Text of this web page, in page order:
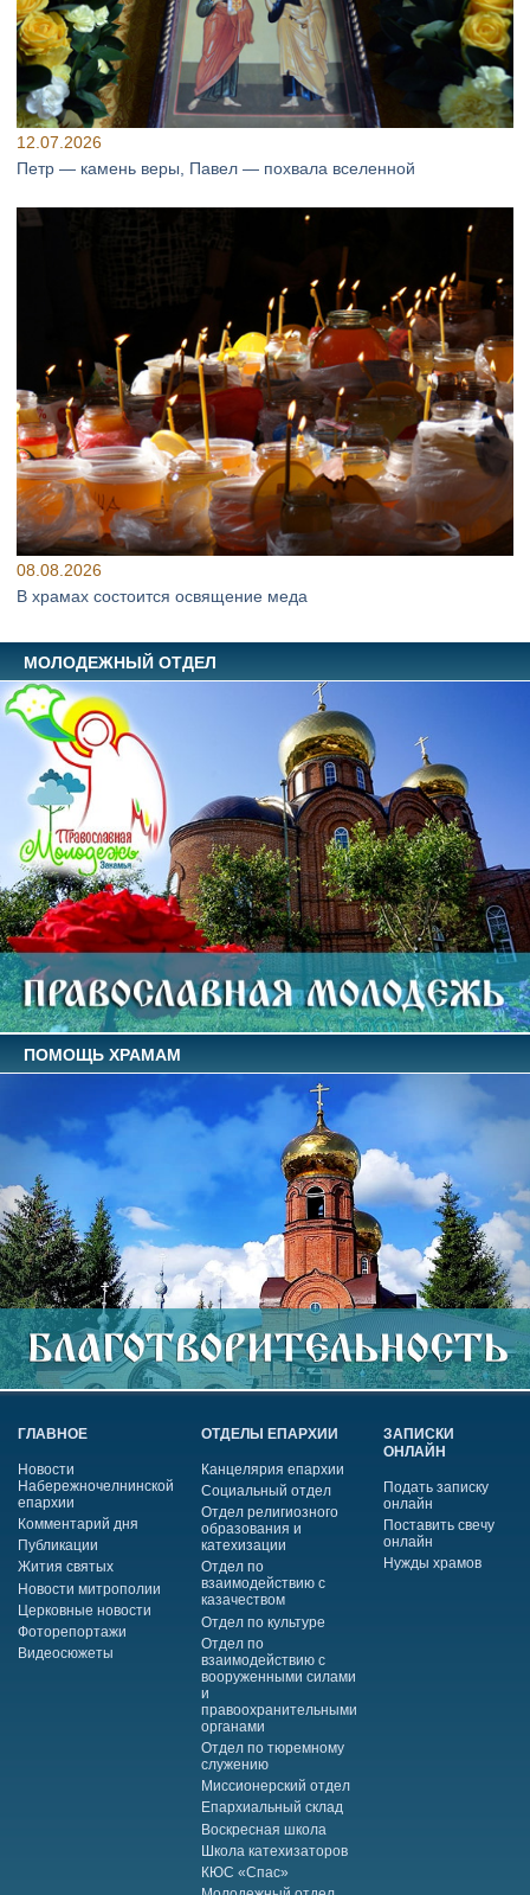
12.07.2026
Петр — камень веры, Павел — похвала вселенной
08.08.2026
В храмах состоится освящение меда
МОЛОДЕЖНЫЙ ОТДЕЛ
ПОМОЩЬ ХРАМАМ
ГЛАВНОЕ
Новости
Набережночелнинской
епархии
Комментарий дня
Публикации
Жития святых
Новости митрополии
Церковные новости
Фоторепортажи
Видеосюжеты
ОТДЕЛЫ ЕПАРХИИ
Канцелярия епархии
Социальный отдел
Отдел религиозного
образования и
катехизации
Отдел по
взаимодействию с
казачеством
Отдел по культуре
Отдел по
взаимодействию с
вооруженными силами
и
правоохранительными
органами
Отдел по тюремному
служению
Миссионерский отдел
Епархиальный склад
Воскресная школа
Школа катехизаторов
КЮС «Спас»
ЗАПИСКИ
ОНЛАЙН
Подать записку
онлайн
Поставить свечу
онлайн
Нужды храмов